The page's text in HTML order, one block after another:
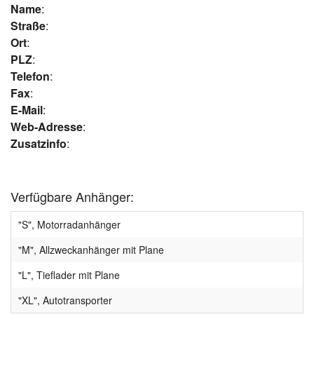
Name:
Straße:
Ort:
PLZ:
Telefon:
Fax:
E-Mail:
Web-Adresse:
Zusatzinfo:
Verfügbare Anhänger:
"S", Motorradanhänger
"M", Allzweckanhänger mit Plane
"L", Tieflader mit Plane
"XL", Autotransporter